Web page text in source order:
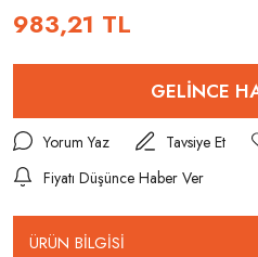
983,21 TL
GELİNCE
Yorum Yaz
Tavsiye Et
Fiyatı Düşünce Haber Ver
ÜRÜN BİLGİSİ